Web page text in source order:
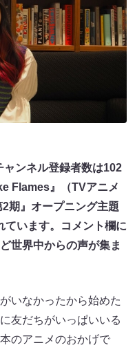
ンネル登録者数は102
Flames』（TVアニメ
2期』オープニング主題
ています。コメント欄に
世界中からの声が集ま
いなかったから始めた
友だちがいっぱいいる
のアニメのおかげで